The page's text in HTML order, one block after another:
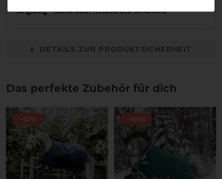
langlebig - damit auch Ressourcen schonend
DETAILS ZUR PRODUKTSICHERHEIT
Das perfekte Zubehör für dich
-10% -10%